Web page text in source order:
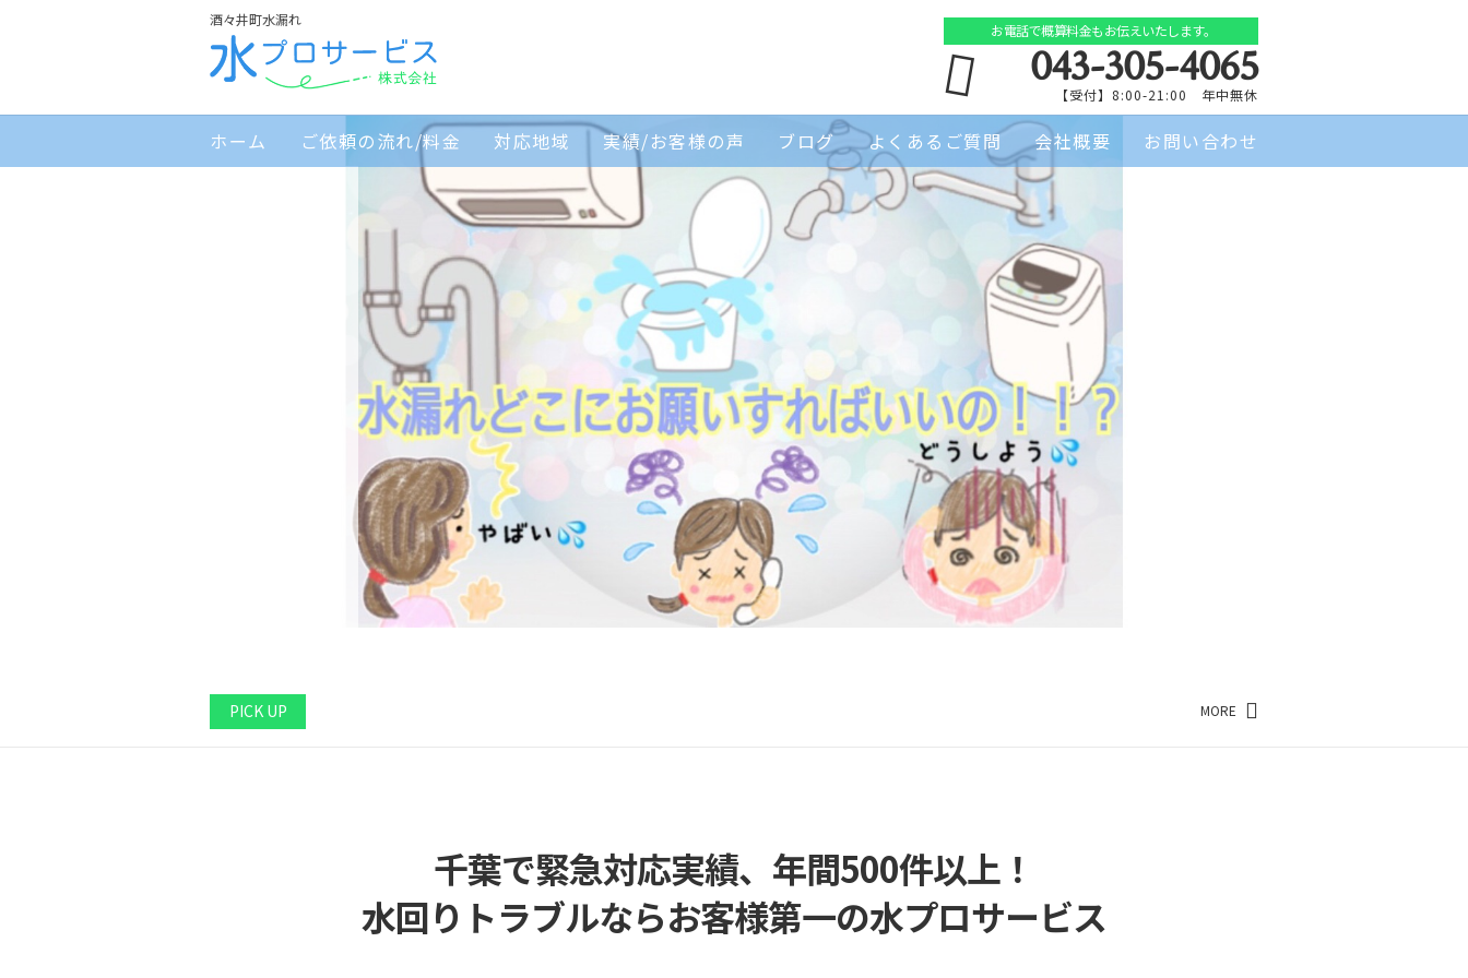
酒々井町水漏れ
お電話で概算料金もお伝えいたします。
043-305-4065
【受付】8:00-21:00 年中無休
ホーム ご依頼の流れ/料金 対応地域 実績/お客様の声 ブログ よくあるご質問 会社概要 お問い合わせ
PICK UP MORE
千葉で緊急対応実績、年間500件以上！
水回りトラブルならお客様第一の水プロサービス